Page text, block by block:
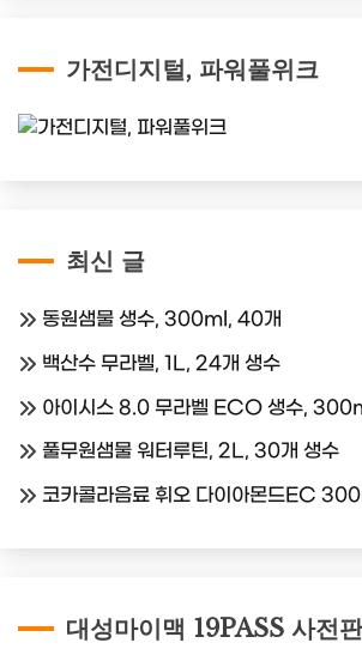
가전디지털, 파워풀위크
최신 글
동원샘물 생수, 300ml, 40개
백산수 무라벨, 1L, 24개 생수
아이시스 8.0 무라벨 ECO 생수,
풀무원샘물 워터루틴, 2L, 30개 생수
코카콜라음료 휘오 다이아몬드EC
대성마이맥 19PASS 사전